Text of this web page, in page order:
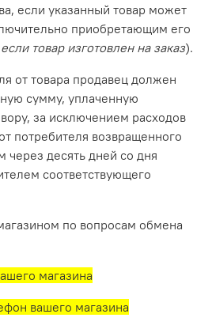
если указанный товар может
приобретающим его
товар изготовлен на заказ).
от товара продавец должен
сумму, уплаченную
за исключением расходов
потребителя возвращенного
через десять дней со дня
соответствующего
по вопросам обмена
магазина
вашего магазина